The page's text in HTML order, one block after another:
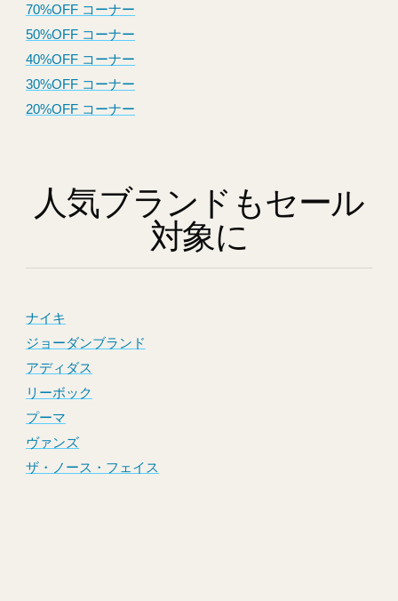
70%OFF コーナー
50%OFF コーナー
40%OFF コーナー
30%OFF コーナー
20%OFF コーナー
人気ブランドもセール
対象に
ナイキ
ジョーダンブランド
アディダス
リーボック
プーマ
ヴァンズ
ザ・ノース・フェイス